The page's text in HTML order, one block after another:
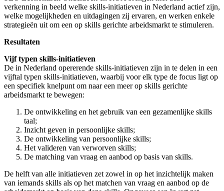
verkenning in beeld welke skills-initiatieven in Nederland actief zijn,
welke mogelijkheden en uitdagingen zij ervaren, en werken enkele
strategieën uit om een op skills gerichte arbeidsmarkt te stimuleren.
Resultaten
Vijf typen skills-initiatieven
De in Nederland opererende skills-initiatieven zijn in te delen in een
vijftal typen skills-initiatieven, waarbij voor elk type de focus ligt op
een specifiek knelpunt om naar een meer op skills gerichte
arbeidsmarkt te bewegen:
De ontwikkeling en het gebruik van een gezamenlijke skills
taal;
Inzicht geven in persoonlijke skills;
De ontwikkeling van persoonlijke skills;
Het valideren van verworven skills;
De matching van vraag en aanbod op basis van skills.
De helft van alle initiatieven zet zowel in op het inzichtelijk maken
van iemands skills als op het matchen van vraag en aanbod op de